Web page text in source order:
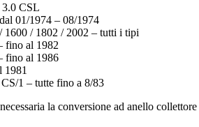
CSL
01/1974 – 08/1974
/ 1802 / 2002 – tutti i tipi
fino al 1982
fino al 1986
1 – tutte fino a 8/83
la conversione ad anello collettore